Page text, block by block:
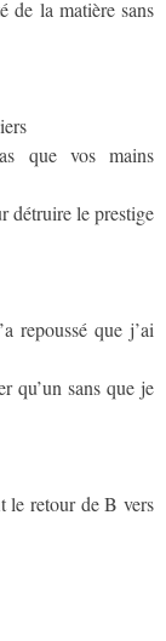
de la matière sans
que vos mains
détruire le prestige
repoussé que j’ai
qu’un sans que je
le retour de B vers